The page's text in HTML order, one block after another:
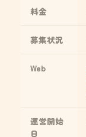
料金
募集状況
Web
運営開始
日